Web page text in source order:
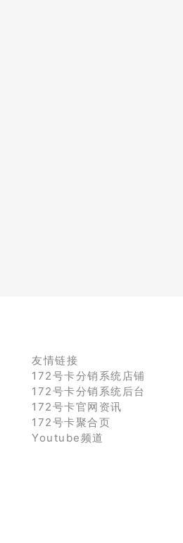
友情链接
172号卡分销系统店铺
172号卡分销系统后台
172号卡官网资讯
172号卡聚合页
Youtube频道